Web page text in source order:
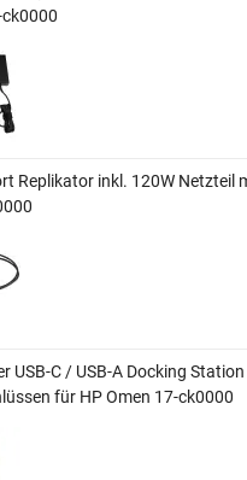
Replikator inkl. 120W Netzteil
USB-C / USB-A Docking
für HP Omen 17-ck0000